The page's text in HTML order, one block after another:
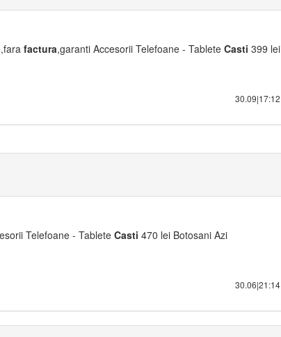
factura,garanti Accesorii Telefoane - Tablete Casti 399 lei
30.09|17:12
Telefoane - TableteCasti 470 lei Botosani Azi
30.06|21:14